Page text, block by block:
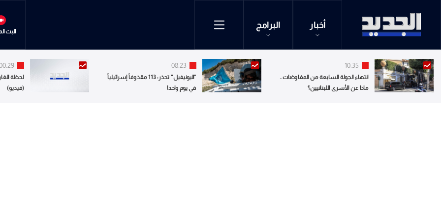
أخبار البرامج
البث
10:35
انتهاء الجولة السابعة من المفاوضات..
ماذا عن الأسرى اللبنانيين؟
08:23
"اليونيفيل" تحذر: 113 مقذوفاً إسرائيلياً
في يوم واحد!
لحظة
(فيديو)